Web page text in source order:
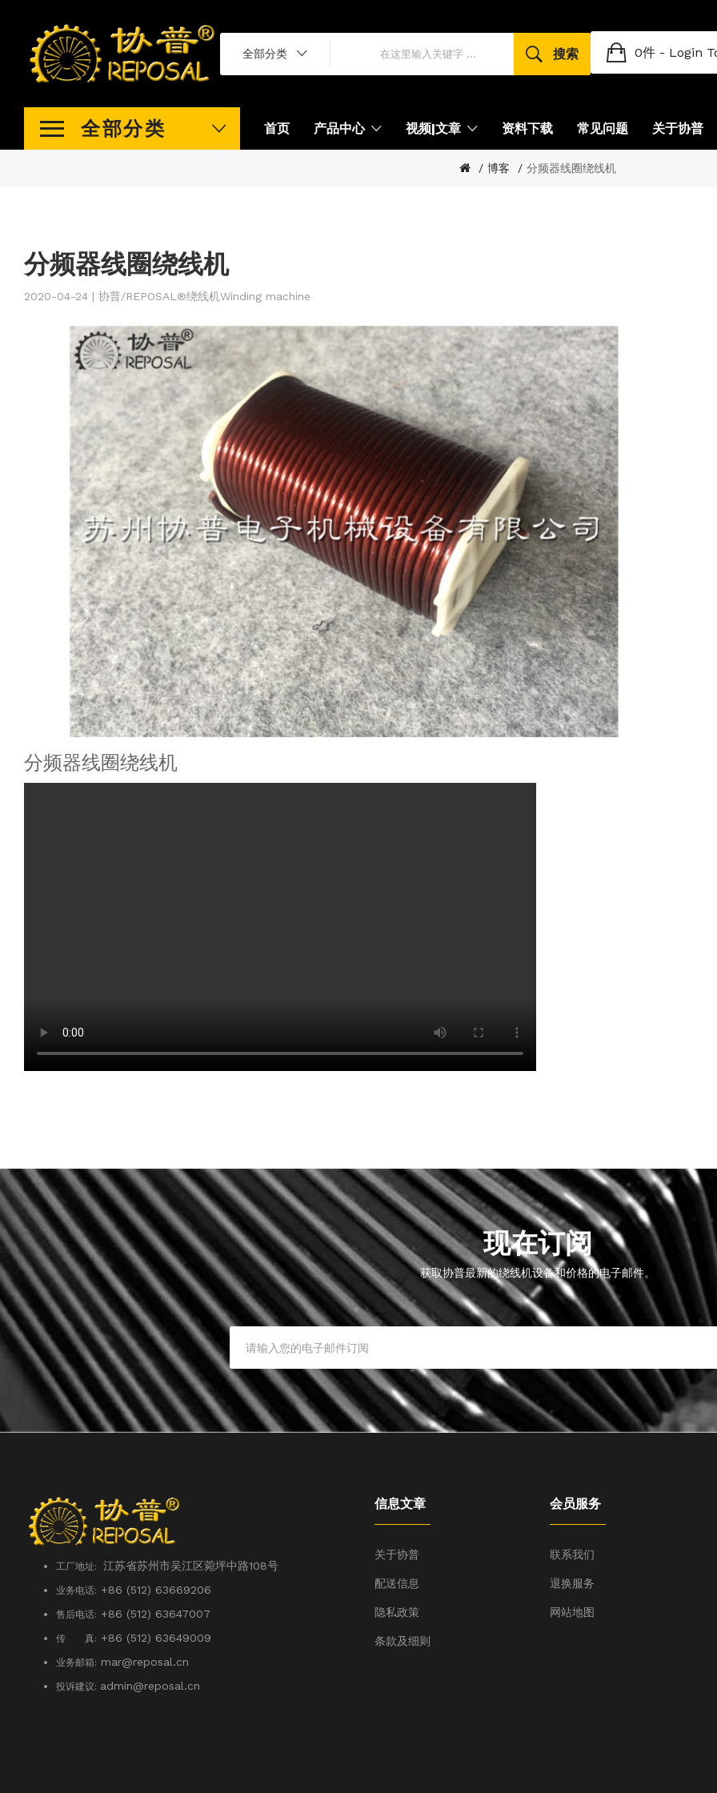
全部分类 首页 产品中心 视频|文章 资料下载 常见问题 关于协普
全部分类 搜索 0件 - Login
博客 分频器线圈绕线机
分频器线圈绕线机
2020-04-24 | 协普/REPOSAL®绕线机Winding machine
分频器线圈绕线机
现在订阅
获取协普最新的绕线机设备和价格的电子邮件。
工厂地址: 江苏省苏州市吴江区菀坪中路108号
业务电话: +86 (512) 63669206
售后电话: +86 (512) 63647007
传 真: +86 (512) 63649009
业务邮箱: mar@reposal.cn
投诉建议: admin@reposal.cn
信息文章
关于协普
配送信息
隐私政策
条款及细则
会员服务
联系我们
退换服务
网站地图